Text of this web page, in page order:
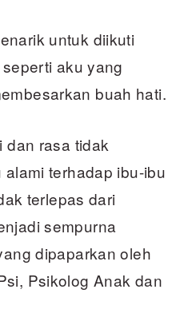
untuk diikuti
aku yang
buah hati.
dan rasa tidak
terhadap ibu-ibu
terlepas dari
sempurna
dipaparkan oleh
Psikolog Anak dan